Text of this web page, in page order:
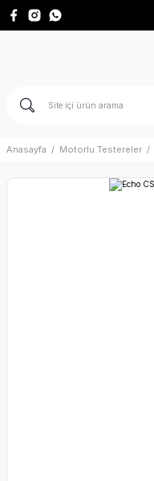
Anasayfa Motorlu Testereler